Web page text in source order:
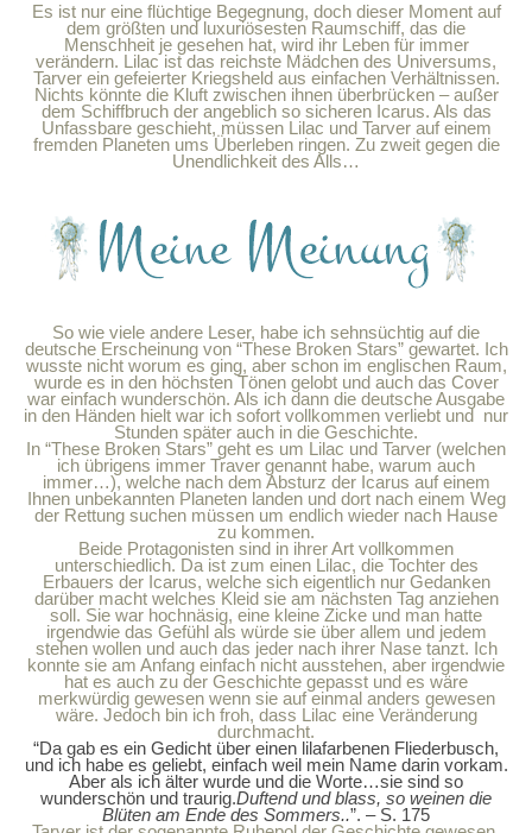
Es ist nur eine flüchtige Begegnung, doch dieser Moment auf
dem größten und luxuriösesten Raumschiff, das die
Menschheit je gesehen hat, wird ihr Leben für immer
verändern. Lilac ist das reichste Mädchen des Universums,
Tarver ein gefeierter Kriegsheld aus einfachen Verhältnissen.
Nichts könnte die Kluft zwischen ihnen überbrücken – außer
dem Schiffbruch der angeblich so sicheren Icarus. Als das
Unfassbare geschieht, müssen Lilac und Tarver auf einem
fremden Planeten ums Überleben ringen. Zu zweit gegen die
Unendlichkeit des Alls…
So wie viele andere Leser, habe ich sehnsüchtig auf die
deutsche Erscheinung von “These Broken Stars” gewartet. Ich
wusste nicht worum es ging, aber schon im englischen Raum,
wurde es in den höchsten Tönen gelobt und auch das Cover
war einfach wunderschön. Als ich dann die deutsche Ausgabe
in den Händen hielt war ich sofort vollkommen verliebt und nur
Stunden später auch in die Geschichte.
In “These Broken Stars” geht es um Lilac und Tarver (welchen
ich übrigens immer Traver genannt habe, warum auch
immer…), welche nach dem Absturz der Icarus auf einem
Ihnen unbekannten Planeten landen und dort nach einem Weg
der Rettung suchen müssen um endlich wieder nach Hause
zu kommen.
Beide Protagonisten sind in ihrer Art vollkommen
unterschiedlich. Da ist zum einen Lilac, die Tochter des
Erbauers der Icarus, welche sich eigentlich nur Gedanken
darüber macht welches Kleid sie am nächsten Tag anziehen
soll. Sie war hochnäsig, eine kleine Zicke und man hatte
irgendwie das Gefühl als würde sie über allem und jedem
stehen wollen und auch das jeder nach ihrer Nase tanzt. Ich
konnte sie am Anfang einfach nicht ausstehen, aber irgendwie
hat es auch zu der Geschichte gepasst und es wäre
merkwürdig gewesen wenn sie auf einmal anders gewesen
wäre. Jedoch bin ich froh, dass Lilac eine Veränderung
durchmacht.
“Da gab es ein Gedicht über einen lilafarbenen Fliederbusch,
und ich habe es geliebt, einfach weil mein Name darin vorkam.
Aber als ich älter wurde und die Worte…sie sind so
wunderschön und traurig.Duftend und blass, so weinen die
Blüten am Ende des Sommers..”. – S. 175